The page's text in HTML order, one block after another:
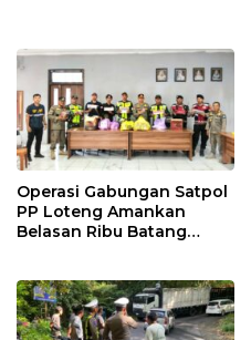
Operasi Gabungan Satpol
PP Loteng Amankan
Belasan Ribu Batang